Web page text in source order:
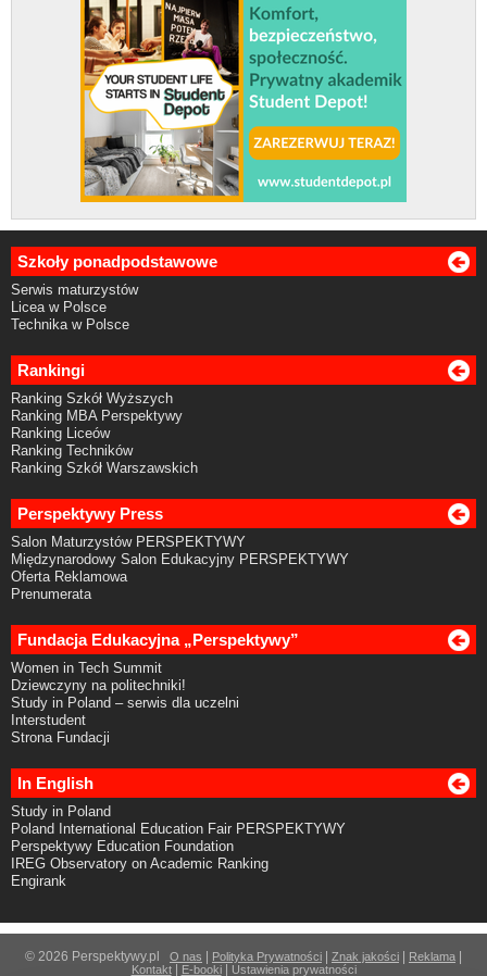
Szkoły ponadpodstawowe
Serwis maturzystów
Licea w Polsce
Technika w Polsce
Rankingi
Ranking Szkół Wyższych
Ranking MBA Perspektywy
Ranking Liceów
Ranking Techników
Ranking Szkół Warszawskich
Perspektywy Press
Salon Maturzystów PERSPEKTYWY
Międzynarodowy Salon Edukacyjny PERSPEKTYWY
Oferta Reklamowa
Prenumerata
Fundacja Edukacyjna „Perspektywy”
Women in Tech Summit
Dziewczyny na politechniki!
Study in Poland – serwis dla uczelni
Interstudent
Strona Fundacji
In English
Study in Poland
Poland International Education Fair PERSPEKTYWY
Perspektywy Education Foundation
IREG Observatory on Academic Ranking
Engirank
© 2026 Perspektywy.pl O nas Polityka Prywatności Znak jakości Reklama
Kontakt| E-booki| Ustawienia prywatności